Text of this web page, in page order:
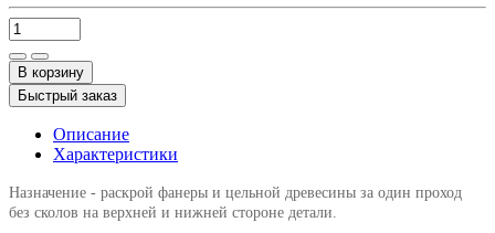
В корзину
Быстрый заказ
Описание
Характеристики
Назначение - раскрой фанеры и цельной древесины за один проход
без сколов на верхней и нижней стороне детали.